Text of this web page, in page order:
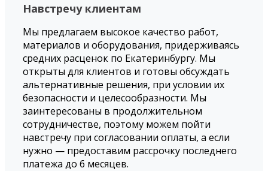
Навстречу клиентам
Мы предлагаем высокое качество работ,
материалов и оборудования, придерживаясь
средних расценок по Екатеринбургу. Мы
открыты для клиентов и готовы обсуждать
альтернативные решения, при условии их
безопасности и целесообразности. Мы
заинтересованы в продолжительном
сотрудничестве, поэтому можем пойти
навстречу при согласовании оплаты, а если
нужно — предоставим рассрочку последнего
платежа до 6 месяцев.